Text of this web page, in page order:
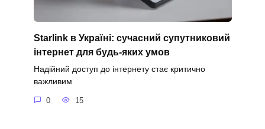
Starlink в Україні: сучасний супутниковий
інтернет для будь-яких умов
Надійний доступ до інтернету стає критично
важливим
0 15